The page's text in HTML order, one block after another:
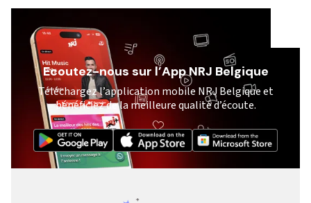
Ecoutez-nous sur l’App NRJ Belgique
Téléchargez l’application mobile NRJ Belgique et
bénéficiez de la meilleure qualité d’écoute.